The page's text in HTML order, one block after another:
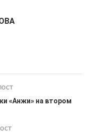
«Анжи» на втором